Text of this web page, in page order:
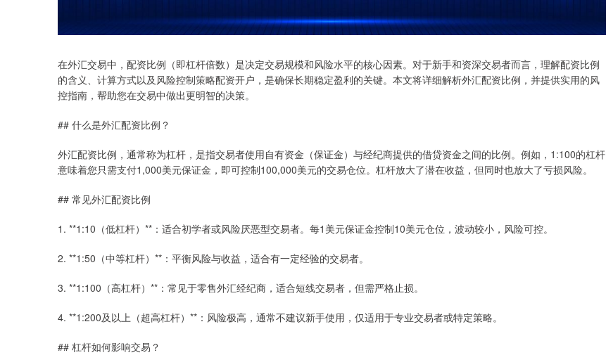
在外汇交易中，配资比例（即杠杆倍数）是决定交易规模和风险水平的核心因素。对于新手和资深交易者而言，理解配资比例
的含义、计算方式以及风险控制策略配资开户，是确保长期稳定盈利的关键。本文将详细解析外汇配资比例，并提供实用的风
控指南，帮助您在交易中做出更明智的决策。
## 什么是外汇配资比例？
外汇配资比例，通常称为杠杆，是指交易者使用自有资金（保证金）与经纪商提供的借贷资金之间的比例。例如，1:100的杠杆
意味着您只需支付1,000美元保证金，即可控制100,000美元的交易仓位。杠杆放大了潜在收益，但同时也放大了亏损风险。
## 常见外汇配资比例
1. **1:10（低杠杆）**：适合初学者或风险厌恶型交易者。每1美元保证金控制10美元仓位，波动较小，风险可控。
2. **1:50（中等杠杆）**：平衡风险与收益，适合有一定经验的交易者。
3. **1:100（高杠杆）**：常见于零售外汇经纪商，适合短线交易者，但需严格止损。
4. **1:200及以上（超高杠杆）**：风险极高，通常不建议新手使用，仅适用于专业交易者或特定策略。
## 杠杆如何影响交易？